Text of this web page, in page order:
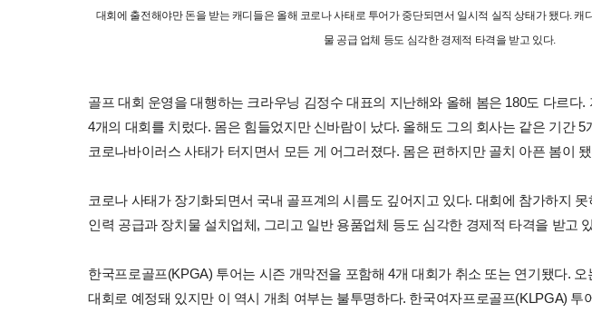
대회에 출전해야만 돈을 받는 캐디들은 올해 코로나 사태로 투어가 중단되면서 일시적 실직 상태가 됐다. 캐
물 공급 업체 등도 심각한 경제적 타격을 받고 있다.
골프 대회 운영을 대행하는 크라우닝 김정수 대표의 지난해와 올해 봄은 180도 다르다
4개의 대회를 치렀다. 몸은 힘들었지만 신바람이 났다. 올해도 그의 회사는 같은 기간
코로나바이러스 사태가 터지면서 모든 게 어그러졌다. 몸은 편하지만 골치 아픈 봄이
코로나 사태가 장기화되면서 국내 골프계의 시름도 깊어지고 있다. 대회에 참가하지
인력 공급과 장치물 설치업체, 그리고 일반 용품업체 등도 심각한 경제적 타격을 받고
한국프로골프(KPGA) 투어는 시즌 개막전을 포함해 4개 대회가 취소 또는 연기됐다.
대회로 예정돼 있지만 이 역시 개최 여부는 불투명하다. 한국여자프로골프(KLPGA) 투